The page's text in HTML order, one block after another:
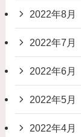
2022年8月
2022年7月
2022年6月
2022年5月
2022年4月